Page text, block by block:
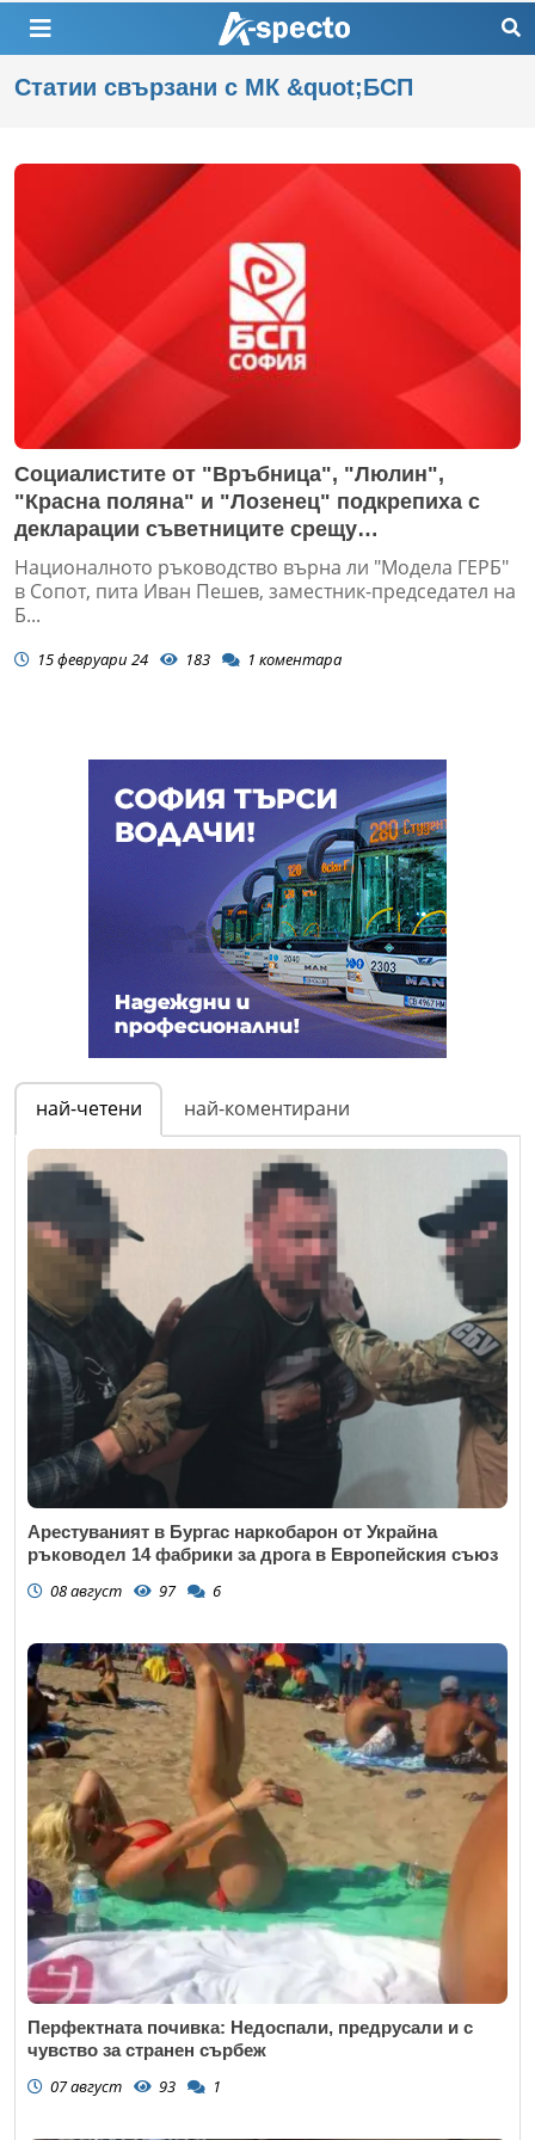
Статии свързани с МК &quot;БСП
Социалистите от "Връбница", "Люлин",
"Красна поляна" и "Лозенец" подкрепиха с
декларации съветниците срещу
ръководството от "Позитано"
Националното ръководство върна ли "Модела ГЕРБ"
в Сопот, пита Иван Пешев, заместник-председател на
Б...
15 февруари 24 183 1 коментара
най-четени най-коментирани
Арестуваният в Бургас наркобарон от Украйна
ръководел 14 фабрики за дрога в Европейския съюз
08 август 97 6
Перфектната почивка: Недоспали, предрусали и с
чувство за странен сърбеж
07 август 93 1